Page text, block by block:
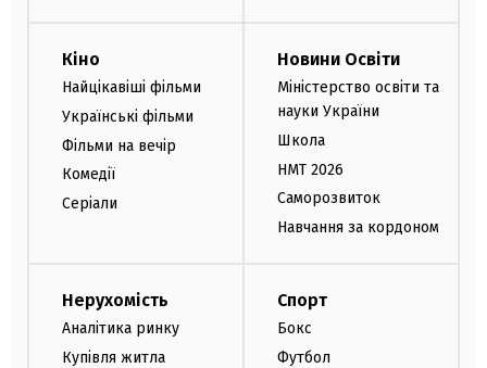
Кіно
Найцікавіші фільми
Українські фільми
Фільми на вечір
Комедії
Серіали
Новини Освіти
Міністерство освіти та
науки України
Школа
НМТ 2026
Саморозвиток
Навчання за кордоном
Нерухомість
Аналітика ринку
Купівля житла
Спорт
Бокс
Футбол